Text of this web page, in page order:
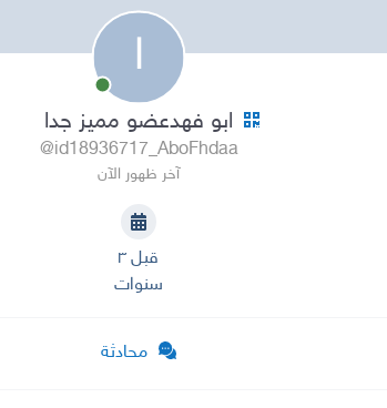
ا
ابو فهدعضو مميز جدا
@id18936717_AboFhdaa
آخر ظهور الآن
قبل ٣
سنوات
محادثة